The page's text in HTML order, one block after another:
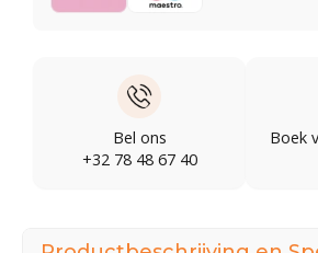
Bel ons
+32 78 48 67 40
Boek